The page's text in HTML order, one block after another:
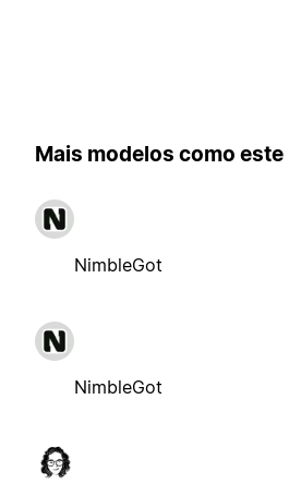
Mais modelos como este
NimbleGot
NimbleGot